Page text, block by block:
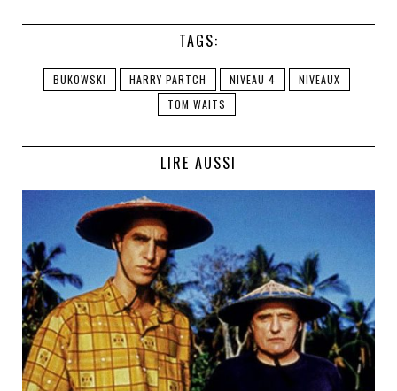
TAGS:
BUKOWSKI HARRY PARTCH NIVEAU 4
NIVEAUX
TOM WAITS
LIRE AUSSI